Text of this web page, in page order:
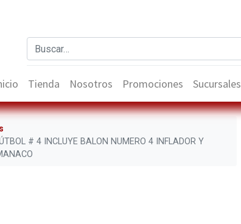
Tienda Nosotros Promociones Sucursales
# 4 INCLUYE BALON NUMERO 4 INFLADOR Y